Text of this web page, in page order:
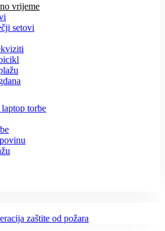
vrijeme
setovi
torbe
zaštite od požara